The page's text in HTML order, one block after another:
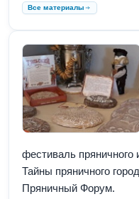
Все материалы
фестиваль пряничного
Тайны пряничного
Пряничный Форум.